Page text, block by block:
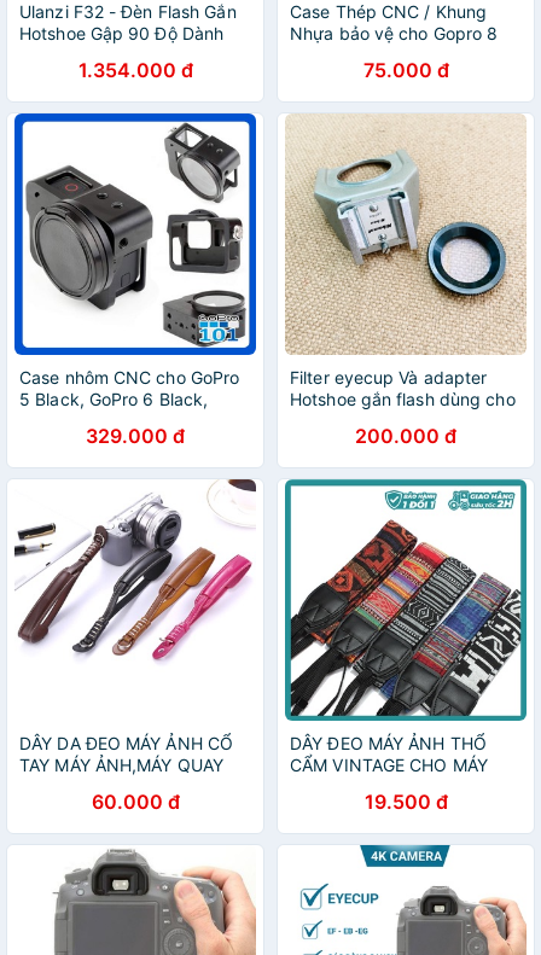
Ulanzi F32 - Đèn Flash Gắn
Hotshoe Gập 90 Độ Dành
Ni kon, Pa nasonic, O
lympus, Fu jifilm - Hàng
chính hãng
1.354.000 đ
Case Thép CNC / Khung
Nhựa bảo vệ cho Gopro 8
phụ kiện media - GoPro101
75.000 đ
Case nhôm CNC cho GoPro
5 Black, GoPro 6 Black,
gắn được mic - GoPro101
329.000 đ
Filter eyecup Và adapter
Hotshoe gắn flash dùng cho
Nikomat FTN, FM, FM2, FE,
FE2...
200.000 đ
DÂY DA ĐEO MÁY ẢNH CỔ
TAY MÁY ẢNH,MÁY QUAY
60.000 đ
DÂY ĐEO MÁY ẢNH THỔ
CẨM VINTAGE CHO MÁY
19.500 đ